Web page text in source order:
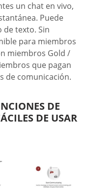
un chat en vivo,
Puede
de texto. Sin
para miembros
miembros Gold /
que pagan
de comunicación.
DE
DE USAR